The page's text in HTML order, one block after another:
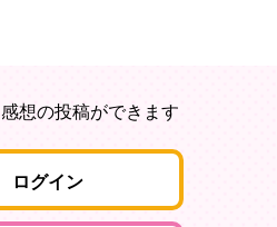
想の投稿ができます
ログイン